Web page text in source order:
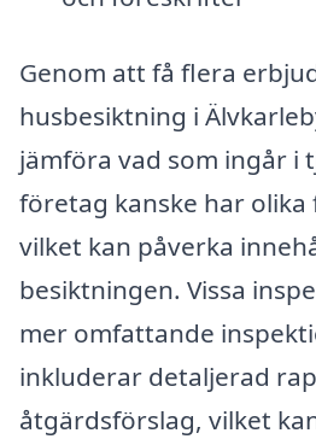
Genom att få flera
husbesiktning i
jämföra vad som ingår i
företag kanske har
vilket kan påverka
besiktningen. Vissa
mer omfattande
inkluderar detaljerad
åtgärdsförslag, vilket